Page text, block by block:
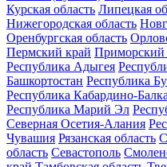
Курская область Липецкая
Нижегородская область
Оренбургская область
Пермский край Приморский
Республика Адыгея
Башкортостан Республика
Республика Кабардино-
Республика Марий Эл
Северная Осетия-Алания
Чувашия Рязанская область
область Севастополь